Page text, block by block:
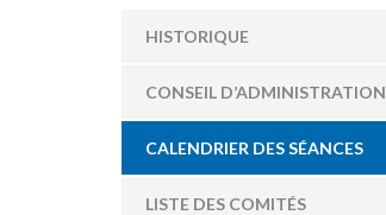
HISTORIQUE
CONSEIL D’ADMINISTRATION
CALENDRIER DES SÉANCES
LISTE DES COMITÉS